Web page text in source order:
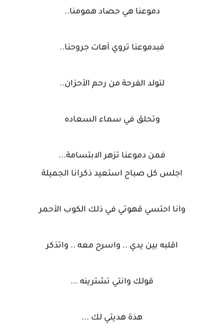
دموعنا هي حصاد همومنا..
فبدموعنا تروي آهات جروحنا..
لتولد الفرحة من رحم الأحزان..
وتحلق في سماء السعاده
فمن دموعنا تزهر الابتسامة...
اجلس كل صباح استعيد ذكرانا الجميلة
وانا احتسي قهوتي في ذلك الكوب الأحمر
اقلبه بين يدي .. واسرح معه .. واتذكر
قولك وانتي تشترينه ...
هذة هديتي لك ...